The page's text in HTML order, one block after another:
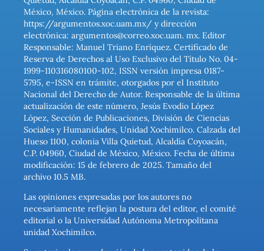
México, México. Página electrónica de la revista:
https://argumentos.xoc.uam.mx/ y dirección
electrónica: argumentos@correo.xoc.uam. mx. Editor
Responsable: Manuel Triano Enríquez. Certificado de
Reserva de Derechos al Uso Exclusivo del Título No. 04-
1999-110316080100-102, ISSN versión impresa 0187-
5795, e-ISSN en trámite, otorgados por el Instituto
Nacional del Derecho de Autor. Responsable de la última
actualización de este número, Jesús Evodio López
López, Sección de Publicaciones, División de Ciencias
Sociales y Humanidades, Unidad Xochimilco. Calzada del
Hueso 1100, colonia Villa Quietud, Alcaldía Coyoacán,
C.P. 04960, Ciudad de México, México. Fecha de última
modificación: 15 de febrero de 2025. Tamaño del
archivo 10.5 MB.
Las opiniones expresadas por los autores no
necesariamente reflejan la postura del editor, el comité
editorial o la Universidad Autónoma Metropolitana
unidad Xochimilco.